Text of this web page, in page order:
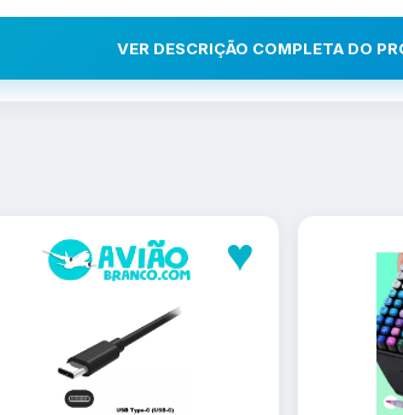
VER DESCRIÇÃO COMPLETA DO
♥